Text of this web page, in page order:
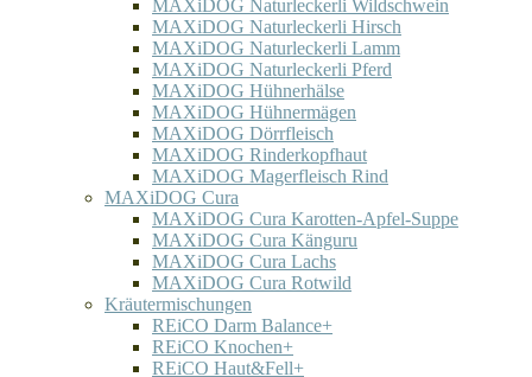
MAXiDOG Naturleckerli Wildschwein
MAXiDOG Naturleckerli Hirsch
MAXiDOG Naturleckerli Lamm
MAXiDOG Naturleckerli Pferd
MAXiDOG Hühnerhälse
MAXiDOG Hühnermägen
MAXiDOG Dörrfleisch
MAXiDOG Rinderkopfhaut
MAXiDOG Magerfleisch Rind
MAXiDOG Cura
MAXiDOG Cura Karotten-Apfel-Suppe
MAXiDOG Cura Känguru
MAXiDOG Cura Lachs
MAXiDOG Cura Rotwild
Kräutermischungen
REiCO Darm Balance+
REiCO Knochen+
REiCO Haut&Fell+